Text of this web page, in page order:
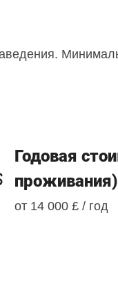
Годовая
проживания)
от 14 000 £ / год